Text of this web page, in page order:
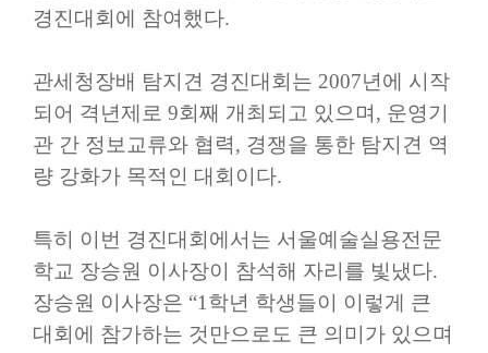
경진대회에 참여했다.
관세청장배 탐지견 경진대회는 2007년에 시작
되어 격년제로 9회째 개최되고 있으며 , 운영기
관 간 정보교류와 협력, 경쟁을 통한 탐지견 역
량 강화가 목적인 대회이다.
특히 이번 경진대회에서는 서울예술실용전문
학교 장승원 이사장이 참석해 자리를 빛냈다.
장승원 이사장은 “1학년 학생들이 이렇게 큰
대회에 참가하는 것만으로도 큰 의미가 있으며